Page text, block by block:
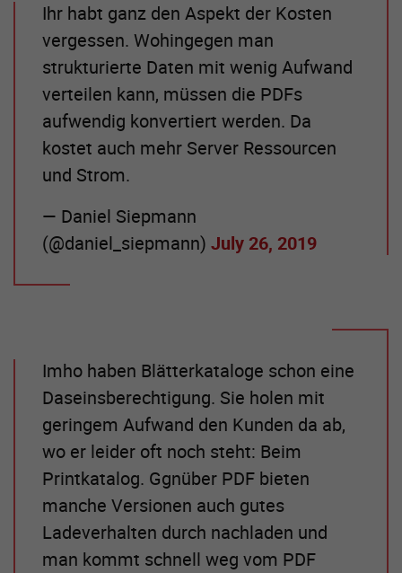
Ihr habt ganz den Aspekt der Kosten
vergessen. Wohingegen man
strukturierte Daten mit wenig Aufwand
verteilen kann, müssen die PDFs
aufwendig konvertiert werden. Da
kostet auch mehr Server Ressourcen
und Strom.
— Daniel Siepmann
(@daniel_siepmann) July 26, 2019
Imho haben Blätterkataloge schon eine
Daseinsberechtigung. Sie holen mit
geringem Aufwand den Kunden da ab,
wo er leider oft noch steht: Beim
Printkatalog. Ggnüber PDF bieten
manche Versionen auch gutes
Ladeverhalten durch nachladen und
man kommt schnell weg vom PDF